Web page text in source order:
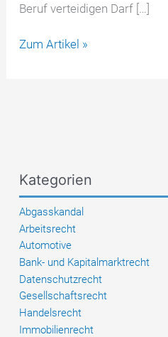
Beruf verteidigen Darf […]
Abstrakte
im
Nachprüfungsverfahren
Zum Artikel »
Kategorien
Abgasskandal
Arbeitsrecht
Automotive
Bank- und Kapitalmarktrecht
Datenschutzrecht
Gesellschaftsrecht
Handelsrecht
Immobilienrecht